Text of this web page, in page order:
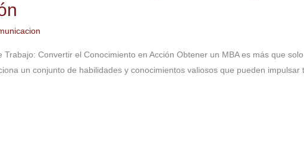
Convertir el Conocimiento en Acción Obtener un MBA es más que
un conjunto de habilidades y conocimientos valiosos que pueden impulsar